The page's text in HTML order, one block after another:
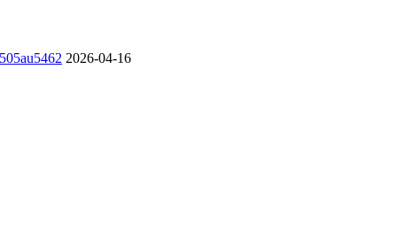
2026-04-16